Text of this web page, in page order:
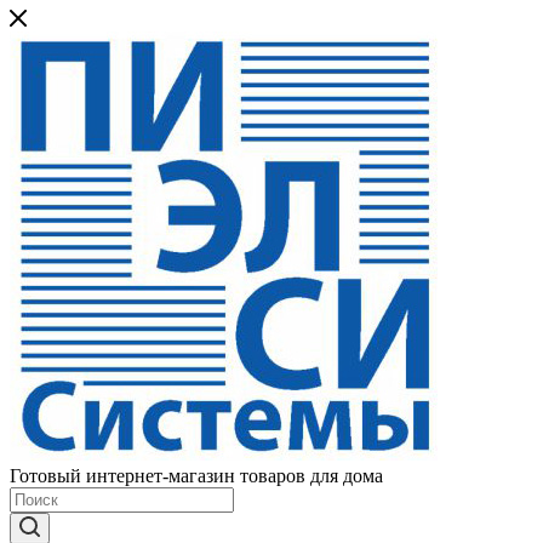
Готовый интернет-магазин товаров для дома